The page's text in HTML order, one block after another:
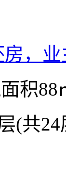
，
积
(共